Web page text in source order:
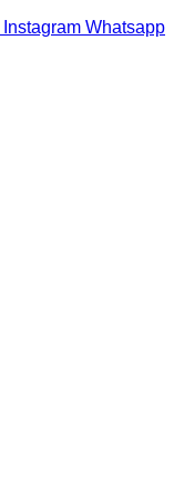
Instagram Whatsapp